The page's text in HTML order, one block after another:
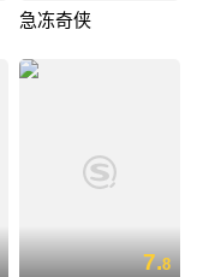
急冻奇侠
7.8